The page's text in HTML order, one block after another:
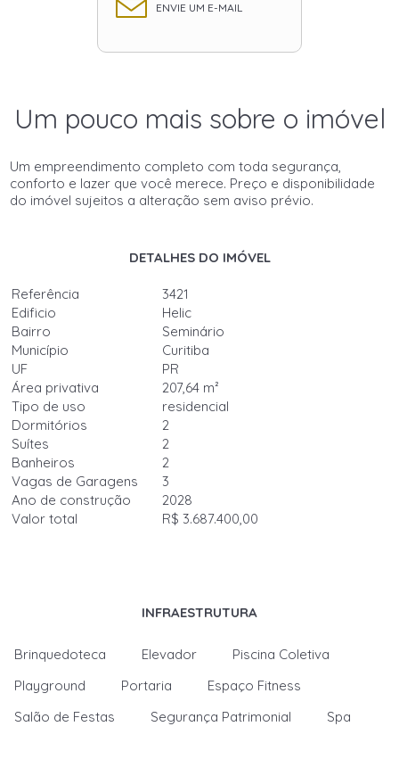
ENVIE UM E-MAIL
Um pouco mais sobre o imóvel
Um empreendimento completo com toda segurança,
conforto e lazer que você merece. Preço e disponibilidade
do imóvel sujeitos a alteração sem aviso prévio.
DETALHES DO IMÓVEL
Referência
3421
Edificio
Helic
Bairro
Seminário
Município
Curitiba
UF
PR
Área privativa
207,64 m²
Tipo de uso
residencial
Dormitórios
2
Suítes
2
Banheiros
2
Vagas de Garagens
3
Ano de construção
2028
Valor total
R$ 3.687.400,00
INFRAESTRUTURA
Brinquedoteca Elevador
Piscina Coletiva
Playground
Portaria
Espaço Fitness
Salão de Festas
Segurança Patrimonial Spa